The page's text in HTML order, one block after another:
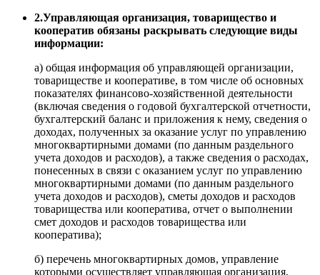
2.Управляющая организация, товарищество и
кооператив обязаны раскрывать следующие виды
информации:
а) общая информация об управляющей организации,
товариществе и кооперативе, в том числе об основных
показателях финансово-хозяйственной деятельности
(включая сведения о годовой бухгалтерской отчетности,
бухгалтерский баланс и приложения к нему, сведения о
доходах, полученных за оказание услуг по управлению
многоквартирными домами (по данным раздельного
учета доходов и расходов), а также сведения о расходах,
понесенных в связи с оказанием услуг по управлению
многоквартирными домами (по данным раздельного
учета доходов и расходов), сметы доходов и расходов
товарищества или кооператива, отчет о выполнении
смет доходов и расходов товарищества или
кооператива);
б) перечень многоквартирных домов, управление
которыми осуществляет управляющая организация,